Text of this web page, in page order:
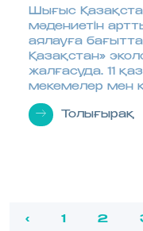
Шығыс
мәдениетін
аялауға
Қазақстан»
жалғасуда. 11
мекемелер мен
Толығырақ
‹ 1 2